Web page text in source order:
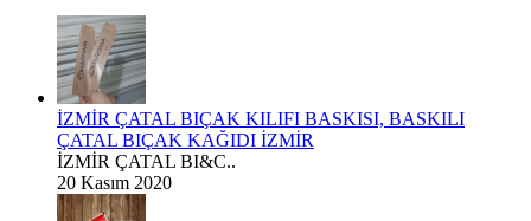
İZMİR ÇATAL BIÇAK KILIFI BASKISI, BASKILI
ÇATAL BIÇAK KAĞIDI İZMİR
İZMİR ÇATAL BI&C..
20 Kasım 2020